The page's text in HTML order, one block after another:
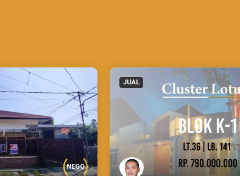
NEGO
JUAL